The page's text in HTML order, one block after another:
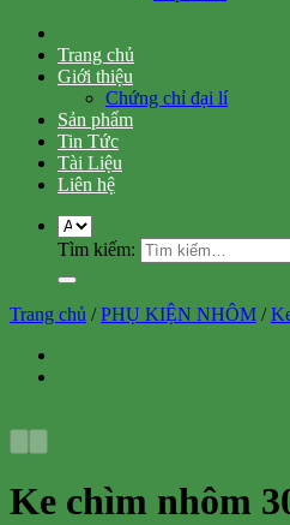
Trang chủ
Giới thiệu
Chứng chỉ đại lí
Sản phẩm
Tin Tức
Tài Liệu
Liên hệ
Tìm kiếm:
Trang chủ / PHỤ KIỆN NHÔM /
Ke chìm nhôm